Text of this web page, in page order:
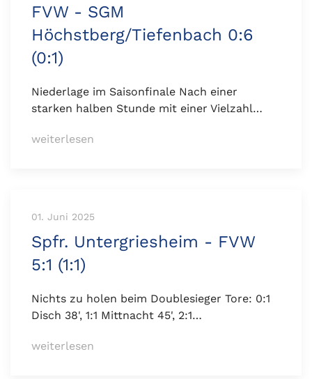
FVW - SGM
Höchstberg/Tiefenbach 0:6
(0:1)
Niederlage im Saisonfinale Nach einer
starken halben Stunde mit einer Vielzahl…
weiterlesen
01. Juni 2025
Spfr. Untergriesheim - FVW
5:1 (1:1)
Nichts zu holen beim Doublesieger Tore: 0:1
Disch 38', 1:1 Mittnacht 45', 2:1…
weiterlesen